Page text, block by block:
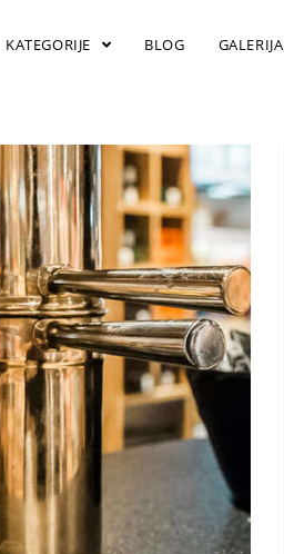
KATEGORIJE BLOG GALERIJA